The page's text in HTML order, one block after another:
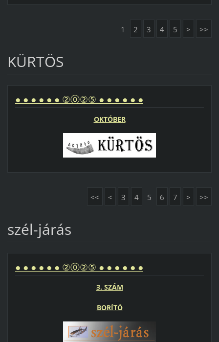
1 2 3 4 5 > >>
KÜRTÖS
● ● ● ● ● ● ②⓪②⑤ ● ● ● ● ● ●
OKTÓBER
<< < 3 4 5 6 7 > >>
szél-járás
● ● ● ● ● ● ②⓪②⑤ ● ● ● ● ● ●
3. SZÁM
BORÍTÓ